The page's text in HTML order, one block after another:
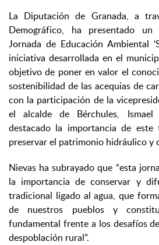
La Diputación de Granada, a
Demográfico, ha presentado
Jornada de Educación Ambiental
iniciativa desarrollada en el
objetivo de poner en valor el
sostenibilidad de las acequias de
con la participación de la
el alcalde de Bérchules, Ismael
destacado la importancia de este
preservar el patrimonio hidráulico y
Nievas ha subrayado que “esta
la importancia de conservar y
tradicional ligado al agua, que
de nuestros pueblos y
fundamental frente a los desafíos
despoblación rural”.